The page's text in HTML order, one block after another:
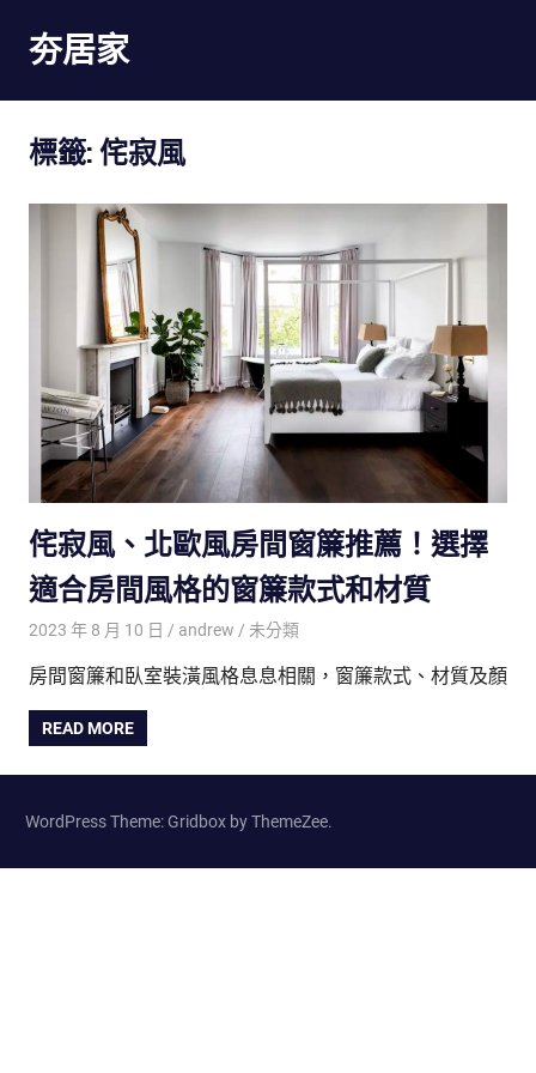
夯居家
家
標籤:侘寂風
侘寂風、北歐風房間窗簾推薦！選擇
適合房間風格的窗簾款式和材質
2023 年 8 月 10 日 andrew 未分類
房間窗簾和臥室裝潢風格息息相關，窗簾款式、材質及顏
READ MORE
WordPress Theme: Gridbox by ThemeZee.